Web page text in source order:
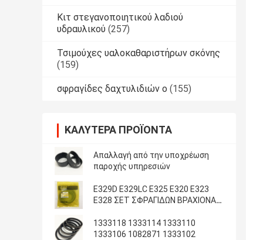
Κιτ στεγανοποιητικού λαδιού
υδραυλικού (257)
Τσιμούχες υαλοκαθαριστήρων σκόνης
(159)
σφραγίδες δαχτυλιδιών ο (155)
ΚΑΛΎΤΕΡΑ ΠΡΟΪΌΝΤΑ
Απαλλαγή από την υποχρέωση
παροχής υπηρεσιών
E329D E329LC E325 E320 E323
E328 ΣΕΤ ΣΦΡΑΓΙΔΩΝ ΒΡΑΧΙΟΝΑ
1333118 1333114 1333110
1333106 1082871 1333102